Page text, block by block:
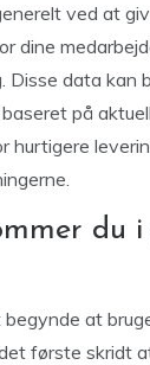
ved at
dine
Disse data
på
hurtigere
du
at
første skridt